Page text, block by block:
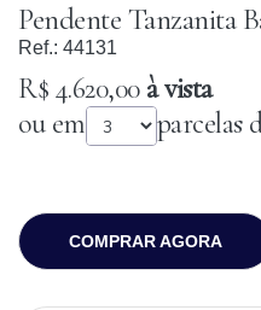
Pendente Tanzanita
Ref.: 44131
R$ 4.620,00à vista
ou em
parcelas
COMPRAR AGORA